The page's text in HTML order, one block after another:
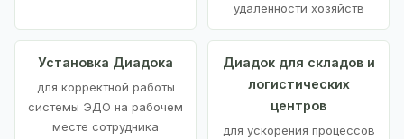
удаленности хозяйств
Установка Диадока
для корректной работы
системы ЭДО на рабочем
месте сотрудника
Диадок для складов и
логистических
центров
для ускорения процессов